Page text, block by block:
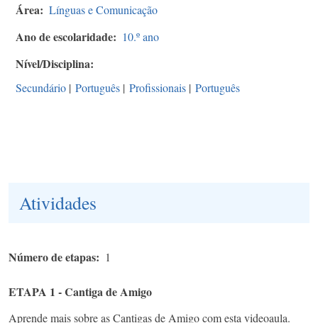
Área Línguas e Comunicação
Ano de escolaridade 10.º ano
Nível/Disciplina
Secundário | Português | Profissionais | Português
Atividades
Número de etapas 1
ETAPA 1 - Cantiga de Amigo
Aprende mais sobre as Cantigas de Amigo com esta videoaula.